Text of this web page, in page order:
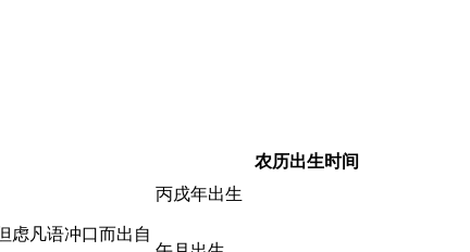
农历出生时间
丙戌年出生
虑凡语冲口而出自